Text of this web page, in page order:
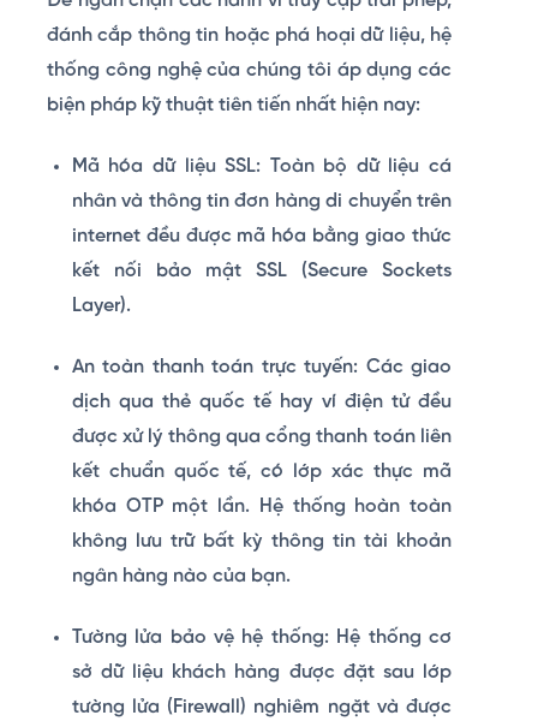
đánh cắp thông tin hoặc phá hoại dữ liệu, hệ
thống công nghệ của chúng tôi áp dụng các
biện pháp kỹ thuật tiên tiến nhất hiện nay:
Mã hóa dữ liệu SSL: Toàn bộ dữ liệu cá
nhân và thông tin đơn hàng di chuyển trên
internet đều được mã hóa bằng giao thức
kết nối bảo mật SSL (Secure Sockets
Layer).
An toàn thanh toán trực tuyến: Các giao
dịch qua thẻ quốc tế hay ví điện tử đều
được xử lý thông qua cổng thanh toán liên
kết chuẩn quốc tế, có lớp xác thực mã
khóa OTP một lần. Hệ thống hoàn toàn
không lưu trữ bất kỳ thông tin tài khoản
ngân hàng nào của bạn.
Tường lửa bảo vệ hệ thống:Hệ thống cơ
sở dữ liệu khách hàng được đặt sau lớp
tường lửa (Firewall) nghiêm ngặt và được